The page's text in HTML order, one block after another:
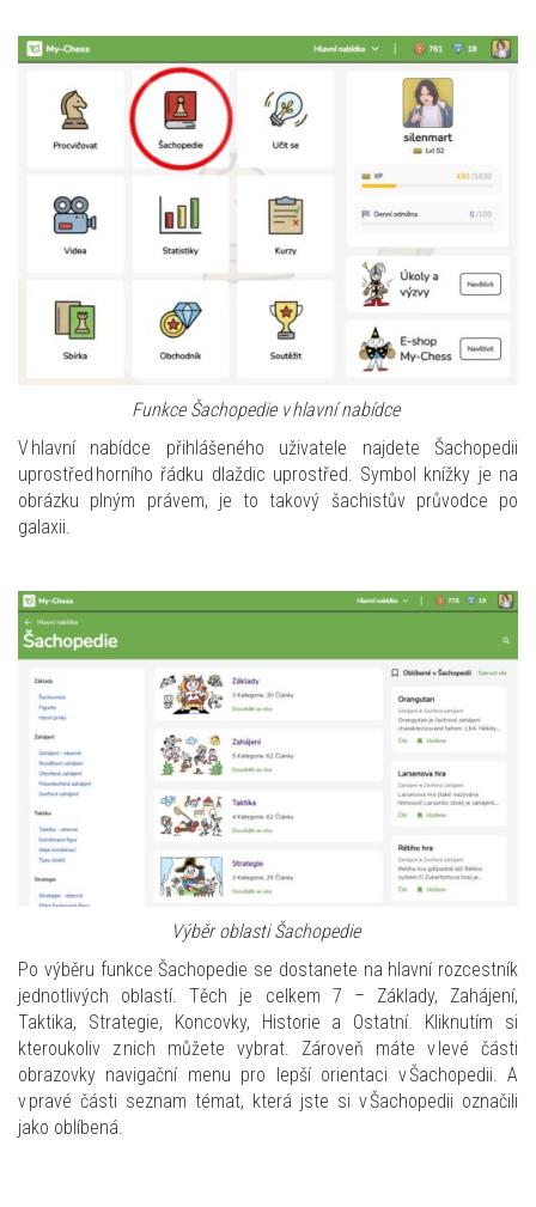
Funkce Šachopediev hlavní nabídce
V hlavní nabídce přihlášeného uživatele najdeteŠachopedii
uprostřed horního řádku dlaždic uprostřed . Symbol knížky je na
obrázku plným právem, je to takový šachistův průvodce po
galaxii.
Výběr oblastiŠachopedie
Po výběru funkce Šachopedie se dostanete na hlavní rozcestník
jednotlivých oblastí. Těch je celkem 7 – Základy, Zahájení,
Taktika, Strategie, Koncovky, Historie a Ostatní. Kliknutím si
kteroukoliv z nich můžete vybrat. Zároveň máte v levé části
obrazovky navigační menu pro lepší orientaci v Šachopedii. A
v pravé části seznam témat, která jste si v Šachopedii označili
jako oblíbená.